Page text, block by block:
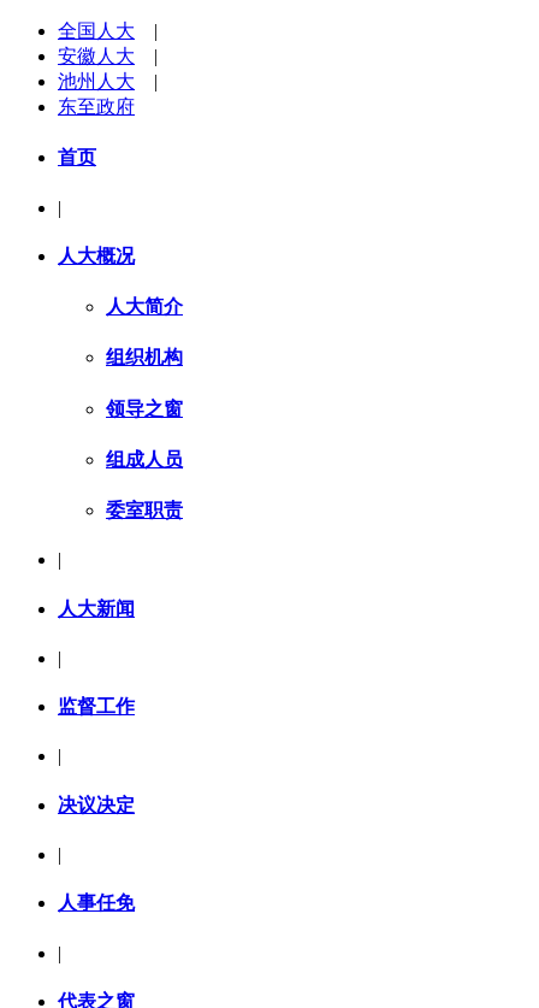
全国人大 |
安徽人大 |
池州人大 |
东至政府
首页
|
人大概况
人大简介
组织机构
领导之窗
组成人员
委室职责
|
人大新闻
|
监督工作
决议决定
|
人事任免
|
代表之窗